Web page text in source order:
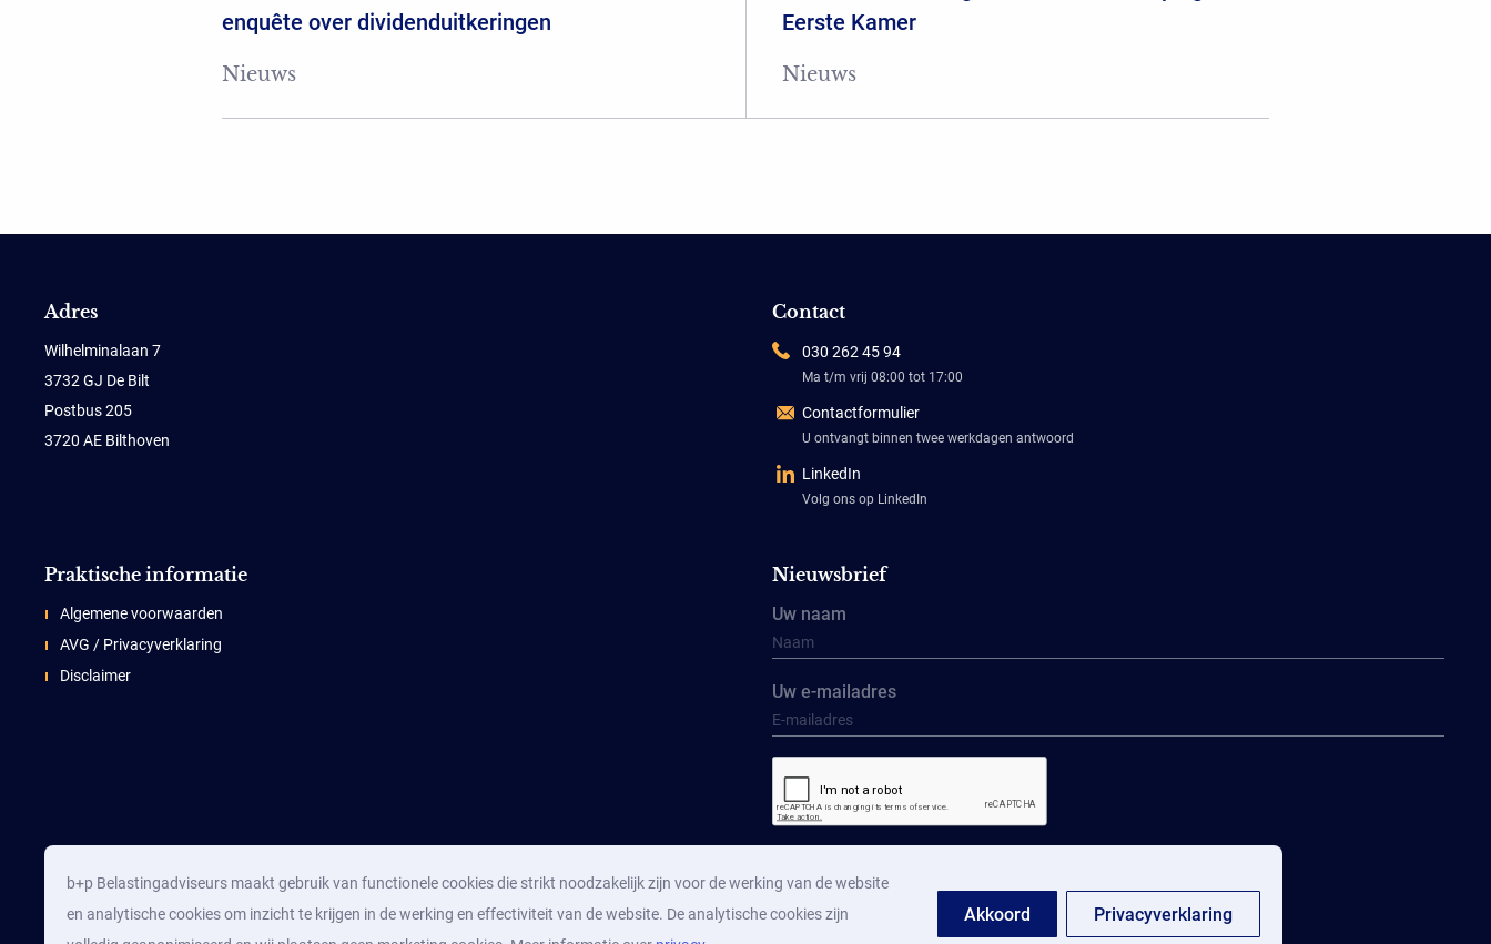
enquête over dividenduitkeringen
Nieuws
Eerste Kamer
Nieuws
Adres
Wilhelminalaan 7
3732 GJ De Bilt
Postbus 205
3720 AE Bilthoven
Contact
030 262 45 94
Ma t/m vrij 08:00 tot 17:00
Contactformulier
U ontvangt binnen twee werkdagen antwoord
LinkedIn
Volg ons op LinkedIn
Praktische informatie
Algemene voorwaarden
AVG / Privacyverklaring
Disclaimer
Nieuwsbrief
Uw naam
Uw e-mailadres
Aanmelden
b+p Belastingadviseurs maakt gebruik van functionele cookies die strikt noodzakelijk zijn voor de werking van de website
en analytische cookies om inzicht te krijgen in de werking en effectiviteit van de website. De analytische cookies zijn
Akkoord Privacyverklaring